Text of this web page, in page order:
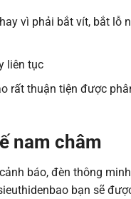
vì phải bắt vít, bắt lỗ
liên tục
rất thuận tiện được
nam châm
báo, đèn thông
bạn sẽ